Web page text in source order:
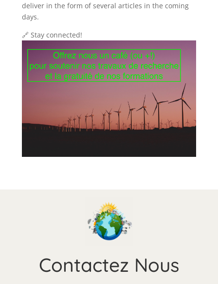
deliver in the form of several articles in the coming
days.
🔗 Stay connected!
Contactez Nous